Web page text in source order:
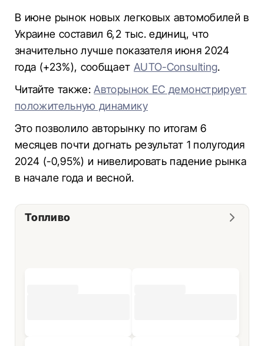
В июне рынок новых легковых автомобилей в
Украине составил 6,2 тыс. единиц, что
значительно лучше показателя июня 2024
года (+23%), сообщает AUTO-Consulting.
Читайте также:Авторынок ЕС демонстрирует
положительную динамику
Это позволило авторынку по итогам 6
месяцев почти догнать результат 1 полугодия
2024 (-0,95%) и нивелировать падение рынка
в начале года и весной.
Топливо